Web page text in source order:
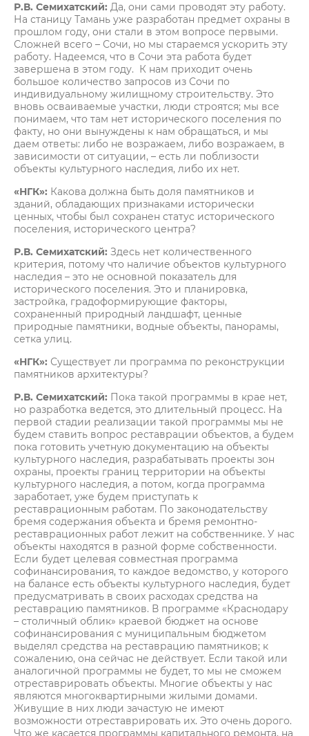
Р.В. Семихатский: Да, они сами проводят эту работу.
На станицу Тамань уже разработан предмет охраны в
прошлом году, они стали в этом вопросе первыми.
Сложней всего – Сочи, но мы стараемся ускорить эту
работу. Надеемся, что в Сочи эта работа будет
завершена в этом году. К нам приходит очень
большое количество запросов из Сочи по
индивидуальному жилищному строительству. Это
вновь осваиваемые участки, люди строятся; мы все
понимаем, что там нет исторического поселения по
факту, но они вынуждены к нам обращаться, и мы
даем ответы: либо не возражаем, либо возражаем, в
зависимости от ситуации, – есть ли поблизости
объекты культурного наследия, либо их нет.
«НГК»: Какова должна быть доля памятников и
зданий, обладающих признаками исторически
ценных, чтобы был сохранен статус исторического
поселения, исторического центра?
Р.В. Семихатский: Здесь нет количественного
критерия, потому что наличие объектов культурного
наследия – это не основной показатель для
исторического поселения. Это и планировка,
застройка, градоформирующие факторы,
сохраненный природный ландшафт, ценные
природные памятники, водные объекты, панорамы,
сетка улиц.
«НГК»: Существует ли программа по реконструкции
памятников архитектуры?
Р.В. Семихатский: Пока такой программы в крае нет,
но разработка ведется, это длительный процесс. На
первой стадии реализации такой программы мы не
будем ставить вопрос реставрации объектов, а будем
пока готовить учетную документацию на объекты
культурного наследия, разрабатывать проекты зон
охраны, проекты границ территории на объекты
культурного наследия, а потом, когда программа
заработает, уже будем приступать к
реставрационным работам. По законодательству
бремя содержания объекта и бремя ремонтно-
реставрационных работ лежит на собственнике. У нас
объекты находятся в разной форме собственности.
Если будет целевая совместная программа
софинансирования, то каждое ведомство, у которого
на балансе есть объекты культурного наследия, будет
предусматривать в своих расходах средства на
реставрацию памятников. В программе «Краснодару
– столичный облик» краевой бюджет на основе
софинансирования с муниципальным бюджетом
выделял средства на реставрацию памятников; к
сожалению, она сейчас не действует. Если такой или
аналогичной программы не будет, то мы не сможем
отреставрировать объекты. Многие объекты у нас
являются многоквартирными жилыми домами.
Живущие в них люди зачастую не имеют
возможности отреставрировать их. Это очень дорого.
Что же касается программы капитального ремонта, на